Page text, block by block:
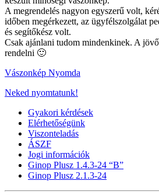
A megrendelés nagyon egyszerű volt,
időben megérkezett, az ügyfélszolgálat
és segítőkész volt.
Csak ajánlani tudom mindenkinek. A
rendelni 🙂
Vászonkép Nyomda
Neked nyomtatunk!
Gyakori kérdések
Elérhetőségünk
Viszonteladás
ÁSZF
Jogi információk
Ginop Plusz 1.4.3-24 “B”
Ginop Plusz 2.1.3-24